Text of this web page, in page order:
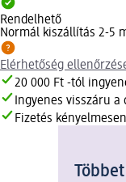
Rendelhető
Normál kiszállítás 2-5
Elérhetőség
20 000 Ft -tól
Ingyenes visszáru a
Fizetés